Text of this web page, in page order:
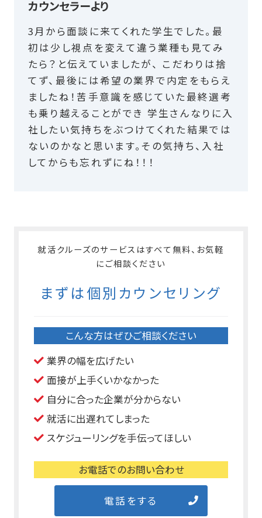
カウンセラーより
3月から面談に来てくれた学生でした。最
初は少し視点を変えて違う業種も見てみ
たら？と伝えていましたが、 こだわりは捨
てず、最後には希望の業界で内定をもらえ
ましたね！苦手意識を感じていた最終選考
も乗り越えることができ 学生さんなりに入
社したい気持ちをぶつけてくれた結果では
ないのかなと思います。その気持ち、入社
してからも忘れずにね！！！
就活クルーズのサービスはすべて無料、お気軽
にご相談ください
まずは個別カウンセリング
こんな方はぜひご相談ください
業界の幅を広げたい
面接が上手くいかなかった
自分に合った企業が分からない
就活に出遅れてしまった
スケジューリングを手伝ってほしい
お電話でのお問い合わせ
電話をする